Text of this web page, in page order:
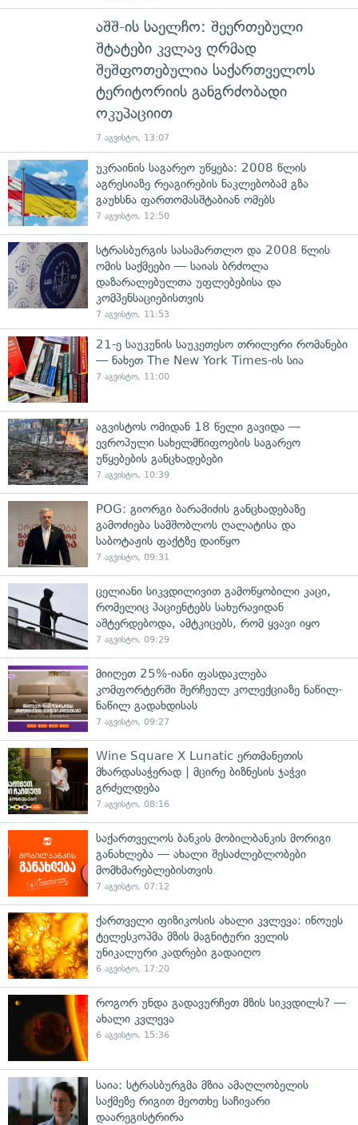
აშშ-ის საელჩო: შეერთებული
შტატები კვლავ ღრმად
შეშფოთებულია საქართველოს
ტერიტორიის განგრძობადი
ოკუპაციით
7 აგვისტო, 13:07
უკრაინის საგარეო უწყება: 2008 წლის
აგრესიაზე რეაგირების ნაკლებობამ გზა
გაუხსნა ფართომასშტაბიან ომებს
7 აგვისტო, 12:50
სტრასბურგის სასამართლო და 2008 წლის
ომის საქმეები — საიას ბრძოლა
დაზარალებულთა უფლებებისა და
კომპენსაციებისთვის
7 აგვისტო, 11:53
21-ე საუკუნის საუკეთესო თრილერი რომანები
— ნახეთ The New York Times-ის სია
7 აგვისტო, 11:00
აგვისტოს ომიდან 18 წელი გავიდა —
ევროპული სახელმწიფოების საგარეო
უწყებების განცხადებები
7 აგვისტო, 10:39
POG: გიორგი ბარამიძის განცხადებაზე
გამოძიება სამშობლოს ღალატისა და
საბოტაჟის ფაქტზე დაიწყო
7 აგვისტო, 09:31
ცელიანი სიკვდილივით გამოწყობილი კაცი,
რომელიც პაციენტებს სახურავიდან
აშტერდებოდა, ამტკიცებს, რომ ყვავი იყო
7 აგვისტო, 09:29
მიიღეთ 25%-იანი ფასდაკლება
კომფორტერში შერჩეულ კოლექციაზე ნაწილ-
ნაწილ გადახდისას
7 აგვისტო, 09:27
Wine Square X Lunatic ერთმანეთის
მხარდასაჭერად | მცირე ბიზნესის ჯაჭვი
გრძელდება
7 აგვისტო, 08:16
საქართველოს ბანკის მობილბანკის მორიგი
განახლება — ახალი შესაძლებლობები
მომხმარებლებისთვის
7 აგვისტო, 07:12
ქართველი ფიზიკოსის ახალი კვლევა: ინოუეს
ტელესკოპმა მზის მაგნიტური ველის
უნიკალური კადრები გადაიღო
6 აგვისტო, 17:20
როგორ უნდა გადავურჩეთ მზის სიკვდილს? —
ახალი კვლევა
6 აგვისტო, 15:36
საია: სტრასბურგმა მზია ამაღლობელის
საქმეზე რიგით მეოთხე საჩივარი
დაარეგისტრირა